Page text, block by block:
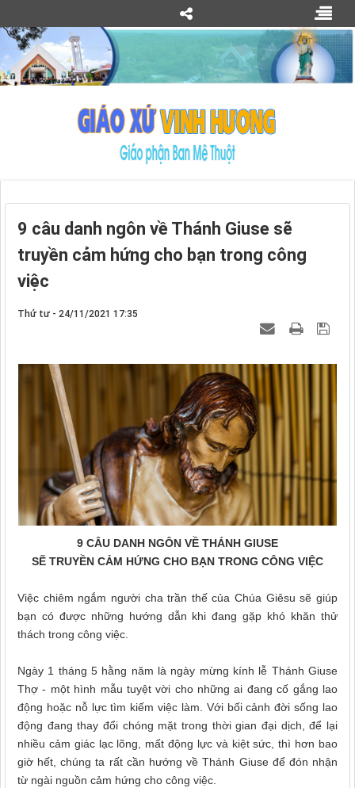
9 câu danh ngôn về Thánh Giuse sẽ
truyền cảm hứng cho bạn trong công
việc
Thứ tư - 24/11/2021 17:35
9 CÂU DANH NGÔN VỀ THÁNH GIUSE
SẼ TRUYỀN CẢM HỨNG CHO BẠN TRONG CÔNG VIỆC
Việc chiêm ngắm người cha trần thế của Chúa Giêsu sẽ giúp
bạn có được những hướng dẫn khi đang gặp khó khăn thử
thách trong công việc.
Ngày 1 tháng 5 hằng năm là ngày mừng kính lễ Thánh Giuse
Thợ - một hình mẫu tuyệt vời cho những ai đang cố gắng lao
động hoặc nỗ lực tìm kiếm việc làm. Với bối cảnh đời sống lao
động đang thay đổi chóng mặt trong thời gian đại dịch, để lại
nhiều cảm giác lạc lõng, mất động lực và kiệt sức, thì hơn bao
giờ hết, chúng ta rất cần hướng về Thánh Giuse để đón nhận
từ ngài nguồn cảm hứng cho công việc.